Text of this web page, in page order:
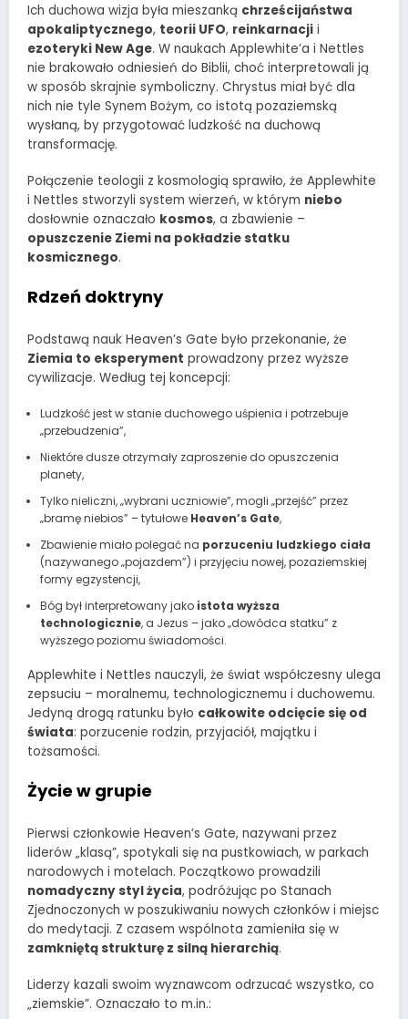
Ich duchowa wizja była mieszanką chrześcijaństwa
apokaliptycznego, teorii UFO, reinkarnacji i
ezoteryki New Age. W naukach Applewhite’a i Nettles
nie brakowało odniesień do Biblii, choć interpretowali ją
w sposób skrajnie symboliczny. Chrystus miał być dla
nich nie tyle Synem Bożym, co istotą pozaziemską
wysłaną, by przygotować ludzkość na duchową
transformację.
Połączenie teologii z kosmologią sprawiło, że Applewhite
i Nettles stworzyli system wierzeń, w którym niebo
dosłownie oznaczało kosmos, a zbawienie –
opuszczenie Ziemi na pokładzie statku
kosmicznego.
Rdzeń doktryny
Podstawą nauk Heaven’s Gate było przekonanie, że
Ziemia to eksperyment prowadzony przez wyższe
cywilizacje. Według tej koncepcji:
Ludzkość jest w stanie duchowego uśpienia i potrzebuje
„przebudzenia”,
Niektóre dusze otrzymały zaproszenie do opuszczenia
planety,
Tylko nieliczni, „wybrani uczniowie”, mogli „przejść” przez
„bramę niebios” – tytułowe Heaven’s Gate,
Zbawienie miało polegać na porzuceniu ludzkiego ciała
(nazywanego „pojazdem”) i przyjęciu nowej, pozaziemskiej
formy egzystencji,
Bóg był interpretowany jako istota wyższa
technologicznie, a Jezus – jako „dowódca statku” z
wyższego poziomu świadomości.
Applewhite i Nettles nauczyli, że świat współczesny ulega
zepsuciu – moralnemu, technologicznemu i duchowemu.
Jedyną drogą ratunku było całkowite odcięcie się od
świata: porzucenie rodzin, przyjaciół, majątku i
tożsamości.
Życie w grupie
Pierwsi członkowie Heaven’s Gate, nazywani przez
liderów „klasą”, spotykali się na pustkowiach, w parkach
narodowych i motelach. Początkowo prowadzili
nomadyczny styl życia, podróżując po Stanach
Zjednoczonych w poszukiwaniu nowych członków i miejsc
do medytacji. Z czasem wspólnota zamieniła się w
zamkniętą strukturę z silną hierarchią.
Liderzy kazali swoim wyznawcom odrzucać wszystko, co
„ziemskie”. Oznaczało to m.in.: